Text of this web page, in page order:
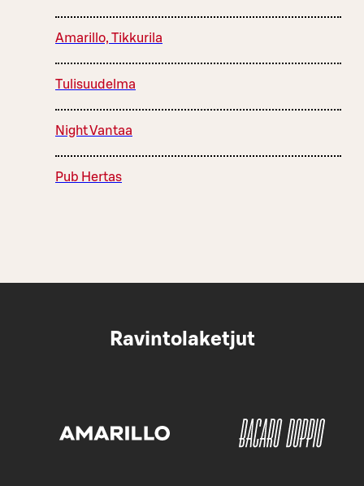
Amarillo, Tikkurila
Tulisuudelma
Night Vantaa
Pub Hertas
Ravintolaketjut